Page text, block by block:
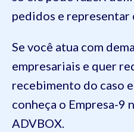
pedidos e representar
Se você atua com
empresariais e quer
recebimento do caso e
conheça o Empresa-9
ADVBOX.